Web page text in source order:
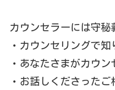
カウンセラーには守秘
・カウンセリングで
・あなたさまがカウ
・お話しくださったご